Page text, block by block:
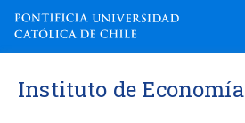
Instituto de Economía